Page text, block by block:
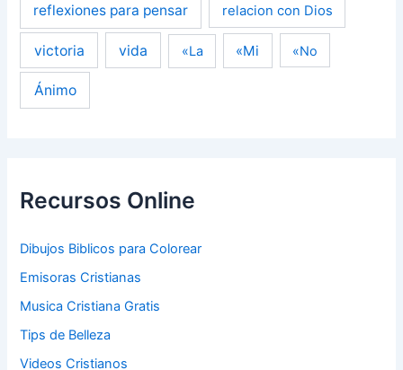
reflexiones para pensar relacion con Dios
victoria vida «La «Mi «No
Ánimo
Recursos Online
Dibujos Biblicos para Colorear
Emisoras Cristianas
Musica Cristiana Gratis
Tips de Belleza
Videos Cristianos